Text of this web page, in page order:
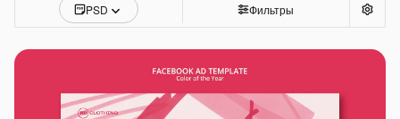
PSD Фильтры